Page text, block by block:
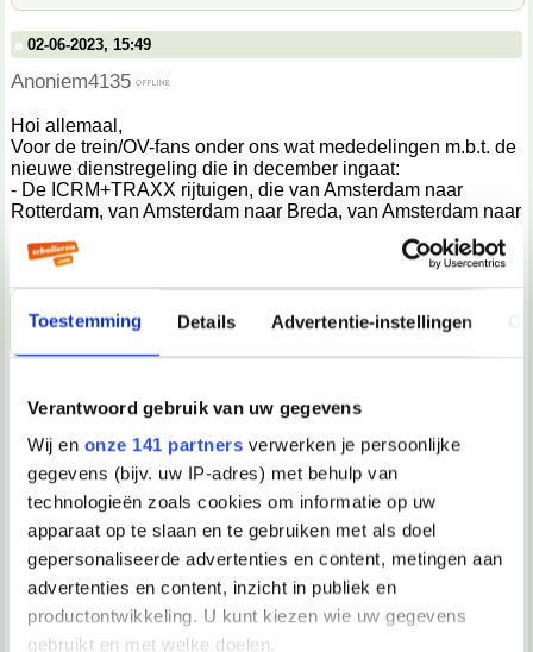
Toestemming Details Advertentie-instellingen
Verantwoord gebruik van uw gegevens
Wij en onze 141 partners verwerken je persoonlijke
gegevens (bijv. uw IP-adres) met behulp van
technologieën zoals cookies om informatie op uw
apparaat op te slaan en te gebruiken met als doel
gepersonaliseerde advertenties en content, metingen aan
advertenties en content, inzicht in publiek en
productontwikkeling. U kunt kiezen wie uw gegevens
gebruikt en met welke doelen.
02-06-2023, 15:49
Anoniem4135
Hoi allemaal,
Voor de trein/OV-fans onder ons wat mededelingen m.b.t. de
nieuwe dienstregeling die in december ingaat:
- De ICRM+TRAXX rijtuigen, die van Amsterdam naar
Rotterdam, van Amsterdam naar Breda, van Amsterdam naar
december helaas na 40 jaar uit dienst. Dit materieel wordt
vervangen door ICNG die in april al enkele testritten reed
over de HSL (Hogesnelheidslijn)
- De oude 1700-locs van NS, die vooral op de IC Berlijn
rijden, gaan in december ook uit dienst. De 1700-locs
hebben voordat ze op de IC Berlijn reden vooral veel
vervangen door de Vectron-locomotieven van fabrikant
- De concessie IJsselmond, die nu nog onderdeel is van
Connexxion, word vanaf december toegevoegd aan de
concessie IJssel-Vecht. Ook de concessie Twente gaat
vanaf december bij IJssel-Vecht horen. Hiermee word de
concessie IJssel-Vecht een van de grootste concessies in
Nederland.
Dit zijn de belangrijkste wijzigingen in de nieuwe
dienstregeling.
Mochten er ontwikkelingen zijn dan meld ik die hier graag!
Hopelijk hebben jullie wat aan deze informatie!